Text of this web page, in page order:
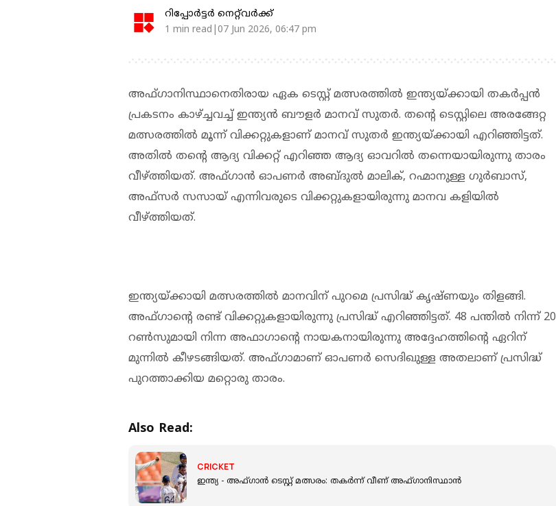
റിപ്പോർട്ടർ നെറ്റ്‌വര്‍ക്ക്‌
1 min read|07 Jun 2026, 06:47 pm
അഫ്ഗാനിസ്ഥാനെതിരായ ഏക ടെസ്റ്റ് മത്സരത്തിൽ ഇന്ത്യയ്ക്കായി തകർപ്പൻ
പ്രകടനം കാഴ്ച്ചവച്ച് ഇന്ത്യൻ ബൗളർ മാനവ് സുതർ. തന്റെ ടെസ്റ്റിലെ അരങ്ങേറ്റ
മത്സരത്തിൽ മൂന്ന് വിക്കറ്റുകളാണ്‌ മാനവ് സുതർ ഇന്ത്യയ്ക്കായി എറിഞ്ഞിട്ടത്.
അതിൽ തന്റെ ആദ്യ വിക്കറ്റ് എറിഞ്ഞ ആദ്യ ഓവറിൽ തന്നെയായിരുന്നു താരം
വീഴ്ത്തിയത്. അഫ്ഗാൻ ഓപണർ അബ്ദുൽ മാലിക്, റഹ്മാനുള്ള ഗുർബാസ്,
അഫ്‌സർ സസായ് എന്നിവരുടെ വിക്കറ്റുകളായിരുന്നു മാനവ കളിയിൽ
വീഴ്ത്തിയത്.
ഇന്ത്യയ്ക്കായി മത്സരത്തിൽ മാനവിന് പുറമെ പ്രസിദ്ധ് കൃഷ്ണയും തിളങ്ങി.
അഫ്ഗാന്റെ രണ്ട് വിക്കറ്റുകളായിരുന്നു പ്രസിദ്ധ് എറിഞ്ഞിട്ടത്. 48 പന്തിൽ നിന്ന് 20
റൺസുമായി നിന്ന അഫാഗാന്റെ നായകനായിരുന്നു അദ്ദേഹത്തിന്റെ ഏറിന്
മുന്നിൽ കീഴടങ്ങിയത്. അഫ്ഗാമാണ് ഓപണർ സെദിഖുള്ള അതലാണ് പ്രസിദ്ധ്
പുറത്താക്കിയ മറ്റൊരു താരം.
Also Read:
CRICKET
ഇന്ത്യ - അഫ്ഗാൻ ടെസ്റ്റ് മത്സരം: തകർന്ന് വീണ് അഫ്ഗാനിസ്ഥാൻ